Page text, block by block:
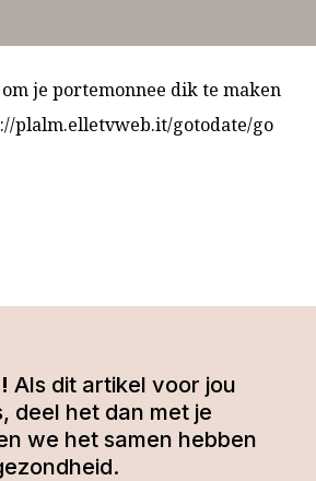
je portemonnee dik te maken
plalm.elletvweb.it/gotodate/go
Als dit artikel voor jou
deel het dan met je
we het samen hebben